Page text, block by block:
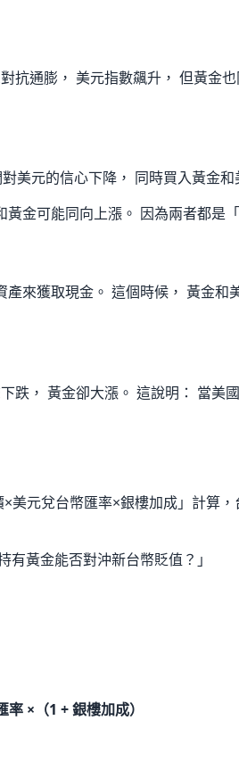
抗通膨， 美元指數飆升， 但黃金
美元的信心下降， 同時買入黃金和
金可能同向上漲。 因為兩者都是
來獲取現金。 這個時候， 黃金和
跌， 黃金卻大漲。 這說明： 當美
美元兌台幣匯率×銀樓加成」計算
黃金能否對沖新台幣貶值？」
×（1 + 銀樓加成）